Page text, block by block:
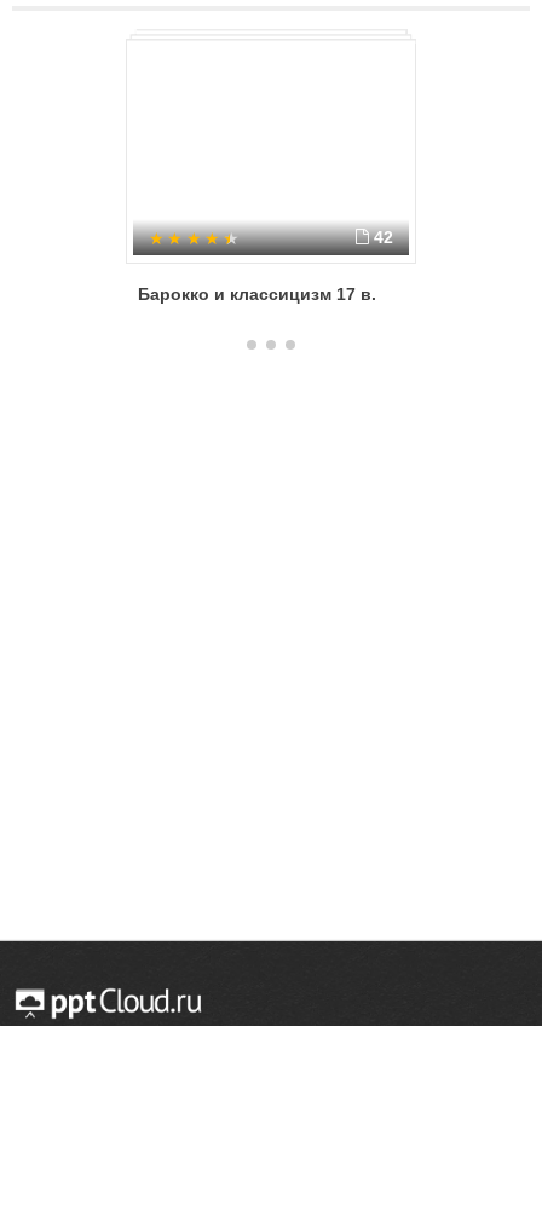
42
Барокко и классицизм 17 в.